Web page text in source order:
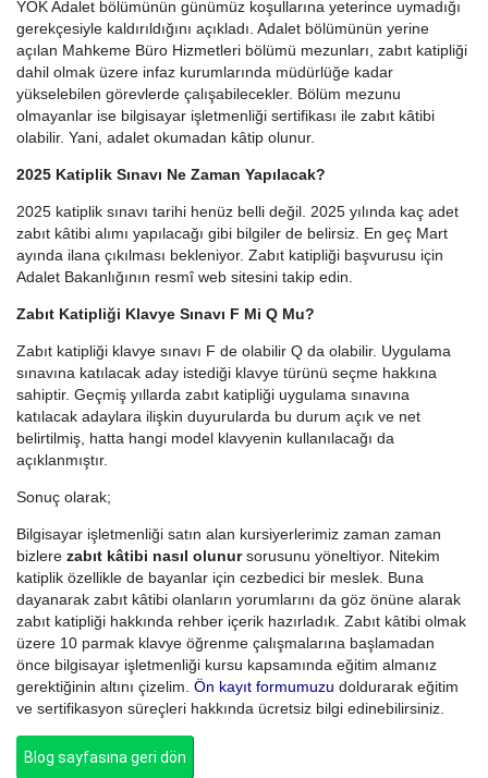
YÖK Adalet bölümünün günümüz koşullarına yeterince uymadığı
gerekçesiyle kaldırıldığını açıkladı. Adalet bölümünün yerine
açılan Mahkeme Büro Hizmetleri bölümü mezunları, zabıt katipliği
dahil olmak üzere infaz kurumlarında müdürlüğe kadar
yükselebilen görevlerde çalışabilecekler. Bölüm mezunu
olmayanlar ise bilgisayar işletmenliği sertifikası ile zabıt kâtibi
olabilir. Yani, adalet okumadan kâtip olunur.
2025 Katiplik Sınavı Ne Zaman Yapılacak?
2025 katiplik sınavı tarihi henüz belli değil. 2025 yılında kaç adet
zabıt kâtibi alımı yapılacağı gibi bilgiler de belirsiz. En geç Mart
ayında ilana çıkılması bekleniyor. Zabıt katipliği başvurusu için
Adalet Bakanlığının resmî web sitesini takip edin.
Zabıt Katipliği Klavye Sınavı F Mi Q Mu?
Zabıt katipliği klavye sınavı F de olabilir Q da olabilir. Uygulama
sınavına katılacak aday istediği klavye türünü seçme hakkına
sahiptir. Geçmiş yıllarda zabıt katipliği uygulama sınavına
katılacak adaylara ilişkin duyurularda bu durum açık ve net
belirtilmiş, hatta hangi model klavyenin kullanılacağı da
açıklanmıştır.
Sonuç olarak;
Bilgisayar işletmenliği satın alan kursiyerlerimiz zaman zaman
bizlere zabıt kâtibi nasıl olunursorusunu yöneltiyor. Nitekim
katiplik özellikle de bayanlar için cezbedici bir meslek. Buna
dayanarak zabıt kâtibi olanların yorumlarını da göz önüne alarak
zabıt katipliği hakkında rehber içerik hazırladık. Zabıt kâtibi olmak
üzere 10 parmak klavye öğrenme çalışmalarına başlamadan
önce bilgisayar işletmenliği kursu kapsamında eğitim almanız
gerektiğinin altını çizelim. Ön kayıt formumuzu doldurarak eğitim
ve sertifikasyon süreçleri hakkında ücretsiz bilgi edinebilirsiniz.
Blog sayfasına geri dön